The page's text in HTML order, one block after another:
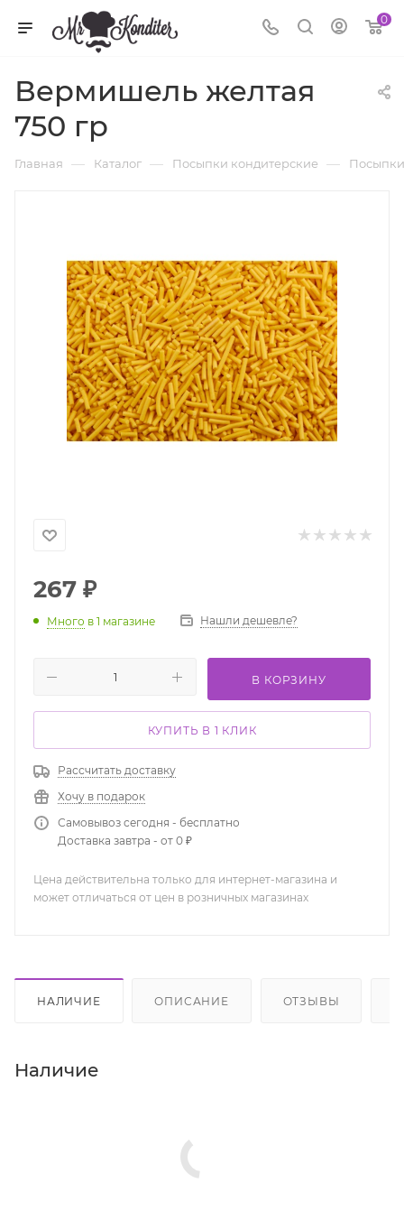
0
Вермишель желтая
750 гр
Главная — Каталог — Посыпки кондитерские —
267 ₽
Много в 1 магазине Нашли дешевле?
В КОРЗИНУ
КУПИТЬ В 1 КЛИК
Рассчитать доставку
Хочу в подарок
Самовывоз сегодня - бесплатно
Доставка завтра - от 0 ₽
Цена действительна только для интернет-магазина и
может отличаться от цен в розничных магазинах
НАЛИЧИЕ ОПИСАНИЕ ОТЗЫВЫ
Наличие